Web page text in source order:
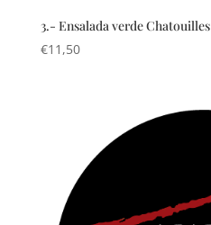
3.- Ensalada verde Chatouilles
€11,50